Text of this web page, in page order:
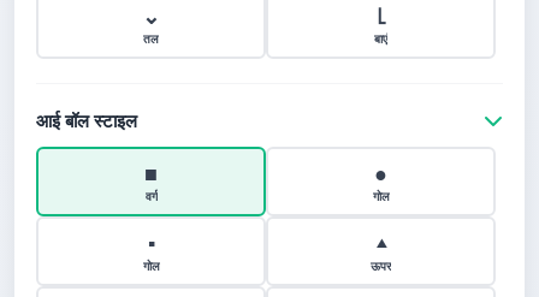
⌄
तल
⌊
बाएं
आई बॉल स्टाइल
■
वर्ग
●
गोल
▪
गोल
▴
ऊपर